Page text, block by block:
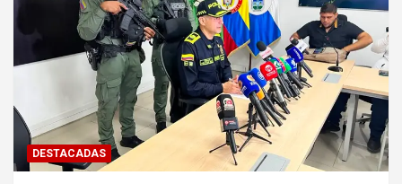
DESTACADAS